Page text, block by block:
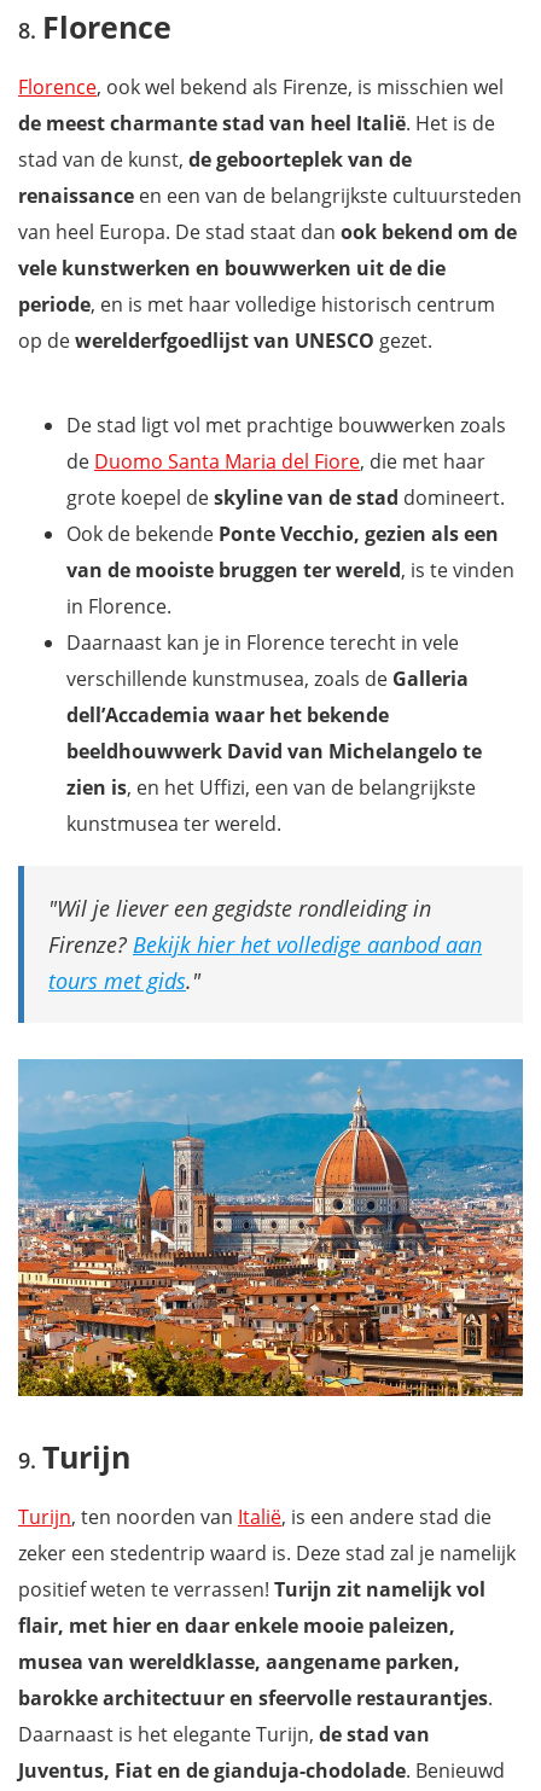
Florence
Florence, ook wel bekend als Firenze, is misschien wel
de meest charmante stad van heel Italië. Het is de
stad van de kunst, de geboorteplek van de
renaissance en een van de belangrijkste cultuursteden
van heel Europa. De stad staat dan ook bekend om de
vele kunstwerken en bouwwerken uit de die
periode, en is met haar volledige historisch centrum
op dewerelderfgoedlijst van UNESCO gezet.
De stad ligt vol met prachtige bouwwerken zoals
de Duomo Santa Maria del Fiore, die met haar
grote koepel deskyline van de stad domineert.
Ook de bekende Ponte Vecchio, gezien als een
van de mooiste bruggen ter wereld, is te vinden
in Florence.
Daarnaast kan je in Florence terecht in vele
verschillende kunstmusea, zoals de Galleria
dell’Accademia waar het bekende
beeldhouwwerk David van Michelangelo te
zien is, en het Uffizi, een van de belangrijkste
kunstmusea ter wereld.
Wil je liever een gegidste rondleiding in
Firenze? Bekijk hier het volledige aanbod aan
tours met gids.
Turijn
Turijn, ten noorden van Italië, is een andere stad die
zeker een stedentrip waard is. Deze stad zal je namelijk
positief weten te verrassen! Turijn zit namelijk vol
flair, met hier en daar enkele mooie paleizen,
musea van wereldklasse, aangename parken,
barokke architectuur en sfeervolle restaurantjes.
Daarnaast is het elegante Turijn, de stad van
Juventus, Fiat en de gianduja-chodolade. Benieuwd